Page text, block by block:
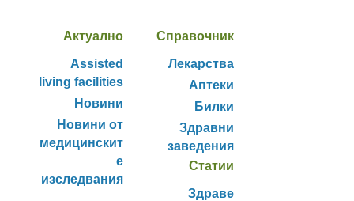
Актуално
Assisted
living facilities
Новини
Новини от
медицинскит
е
изследвания
Справочник
Лекарства
Аптеки
Билки
Здравни
заведения
Статии
Здраве